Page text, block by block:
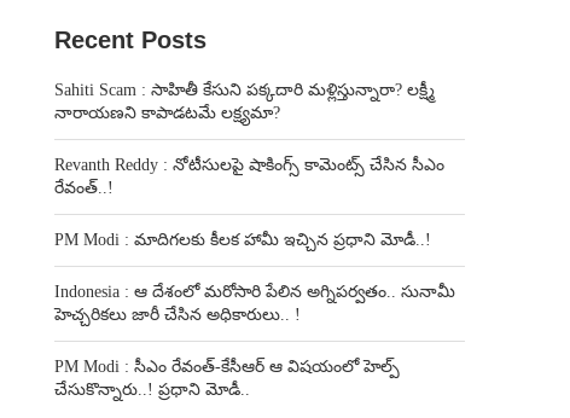
Recent Posts
Sahiti Scam : సాహితీ కేసుని పక్కదారి మళ్లిస్తున్నారా? లక్ష్మీ
నారాయణని కాపాడటమే లక్ష్యమా?
Revanth Reddy : నోటీసులపై షాకింగ్స్ కామెంట్స్ చేసిన సీఎం
రేవంత్..!
PM Modi : మాదిగలకు కీలక హామీ ఇచ్చిన ప్రధాని మోడీ..!
Indonesia : ఆ దేశంలో మరోసారి పేలిన అగ్నిపర్వతం.. సునామీ
హెచ్చరికలు జారీ చేసిన అధికారులు.. !
PM Modi : సీఎం రేవంత్-కేసీఆర్ ఆ విషయంలో హెల్ప్
చేసుకొన్నారు..! ప్రధాని మోడీ..